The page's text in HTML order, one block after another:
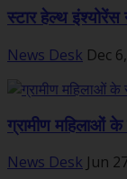
स्टार हेल्थ
News Desk Dec
ग्रामीण महिलाओं
News Desk Jun